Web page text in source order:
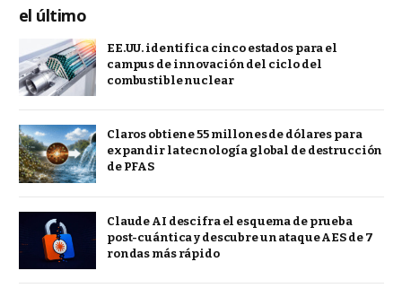
el último
EE.UU. identifica cinco estados para el
campus de innovación del ciclo del
combustible nuclear
Claros obtiene 55 millones de dólares para
expandir la tecnología global de destrucción
de PFAS
Claude AI descifra el esquema de prueba
post-cuántica y descubre un ataque AES de 7
rondas más rápido